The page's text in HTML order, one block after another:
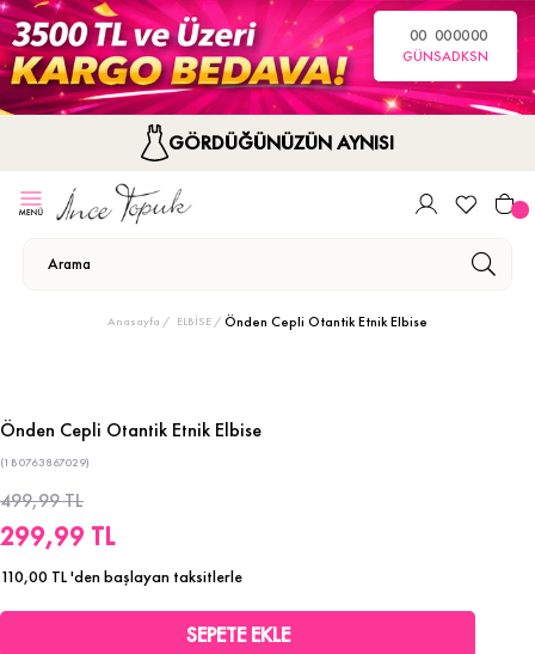
00
GÜN
00
SA
00
DK
00
SN
GÖRDÜĞÜNÜZÜN AYNISI
Anasayfa ELBİSE Önden Cepli Otantik Etnik Elbise
Önden Cepli Otantik Etnik Elbise
(1B0763867029)
499,99 TL
299,99 TL
110,00 TL'den başlayan taksitlerle